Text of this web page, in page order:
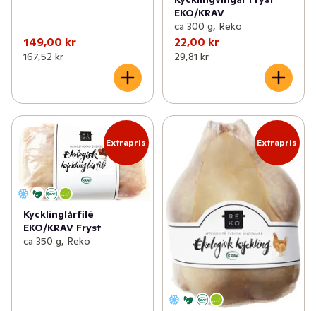
✓ Roslagsmjölk
(8)
✓ Erssons (16)
Per i Viken (12)
Englamust
Roots of Malmö
149,00 kr
167,52 kr
EKO/KRAV
ca 300 g, Reko
22,00 kr
29,81 kr
Extrapris
Kycklinglårfilé
EKO/KRAV Fryst
ca 350 g, Reko
Extrapris